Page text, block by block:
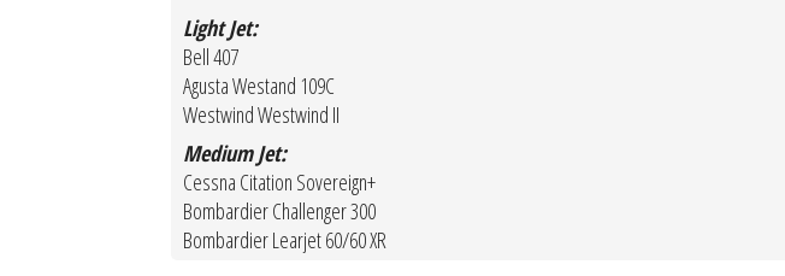
Light Jet:
Bell 407
Agusta Westand 109C
Westwind Westwind II
Medium Jet:
Cessna Citation Sovereign+
Bombardier Challenger 300
Bombardier Learjet 60/60 XR